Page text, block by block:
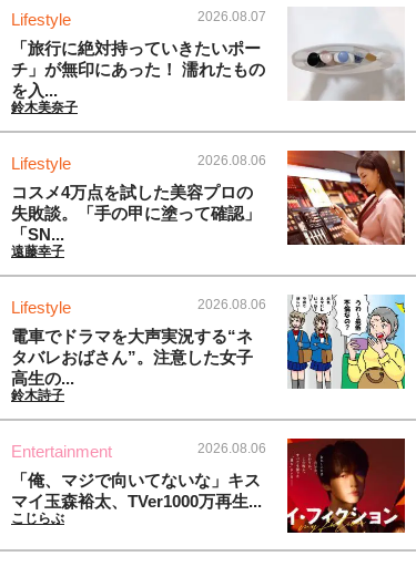
Lifestyle 2026.08.07
「旅行に絶対持っていきたいポー
チ」が無印にあった！ 濡れたもの
を入...
鈴木美奈子
Lifestyle 2026.08.06
コスメ4万点を試した美容プロの
失敗談。「手の甲に塗って確認」
「SN...
遠藤幸子
Lifestyle 2026.08.06
電車でドラマを大声実況する“ネ
タバレおばさん”。注意した女子
高生の...
鈴木詩子
Entertainment 2026.08.06
「俺、マジで向いてないな」キス
マイ玉森裕太、TVer1000万再生...
こじらぶ